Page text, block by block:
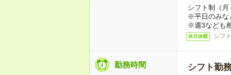
シフト制（月
※平日のみな
※週3なども
休日休暇 シフ
勤務時間 シフト勤